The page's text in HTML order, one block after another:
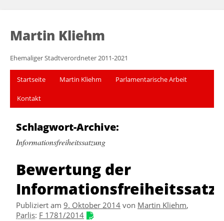
Martin Kliehm
Ehemaliger Stadtverordneter 2011-2021
Startseite Martin Kliehm Parlamentarische Arbeit
Kontakt
Schlagwort-Archive:
Informationsfreiheitssatzung
Bewertung der
Publiziert am 9. Oktober 2014 von Martin Kliehm,
Parlis: F 1781/2014